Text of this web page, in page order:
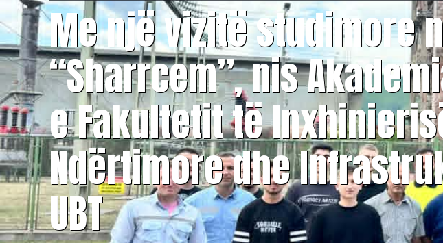
Me një vizitë studimore
“Sharrcem”, nis
e Fakultetit të
Ndërtimore dhe
UBT